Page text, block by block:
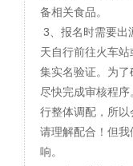
备相关食品。
3、报名时需要出
天自行前往火车
集实名验证。为
尽快完成审核程
行整体调配，所以
请理解配合！但
响。